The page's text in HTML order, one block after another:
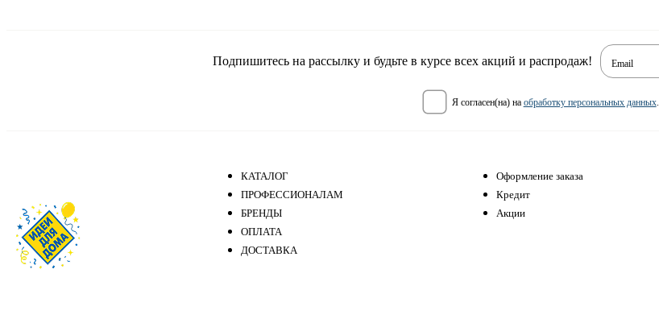
Подпишитесь на рассылку и будьте в курсе всех акций и распродаж! Email
я согласен(на) на обработку персональных данных.
КАТАЛОГ
ПРОФЕССИОНАЛАМ
БРЕНДЫ
ОПЛАТА
ДОСТАВКА
Оформление заказа
Кредит
Акции